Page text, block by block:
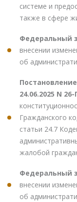
системе и
также в сфере
Федеральный
внесении
об
24.06.2025 N 26-
Гражданского
статьи 24.7
жалобой
Федеральный
внесении
об